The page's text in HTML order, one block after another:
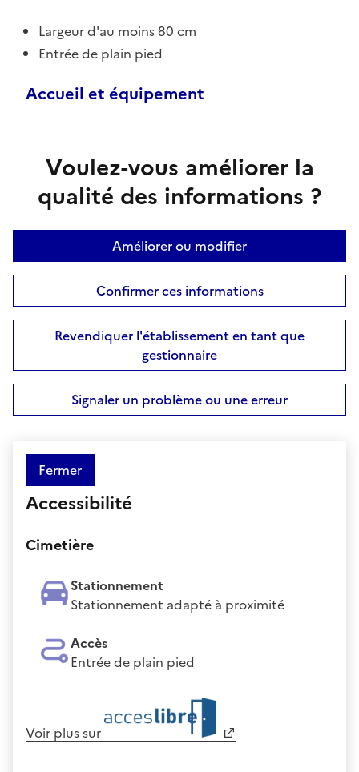
Largeur d'au moins 80 cm
Entrée de plain pied
Accueil et équipement
Voulez-vous améliorer la
qualité des informations ?
Améliorer ou modifier
Confirmer ces informations
Revendiquer l'établissement en tant que
gestionnaire
Signaler un problème ou une erreur
Fermer
Accessibilité
Cimetière
Stationnement
Stationnement adapté à proximité
Accès
Entrée de plain pied
Voir plus sur